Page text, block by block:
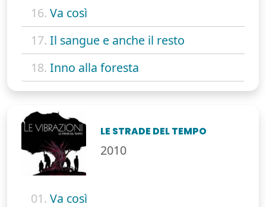
16. Va così
17. Il sangue e anche il resto
18. Inno alla foresta
LE STRADE DEL TEMPO
2010
01. Va così